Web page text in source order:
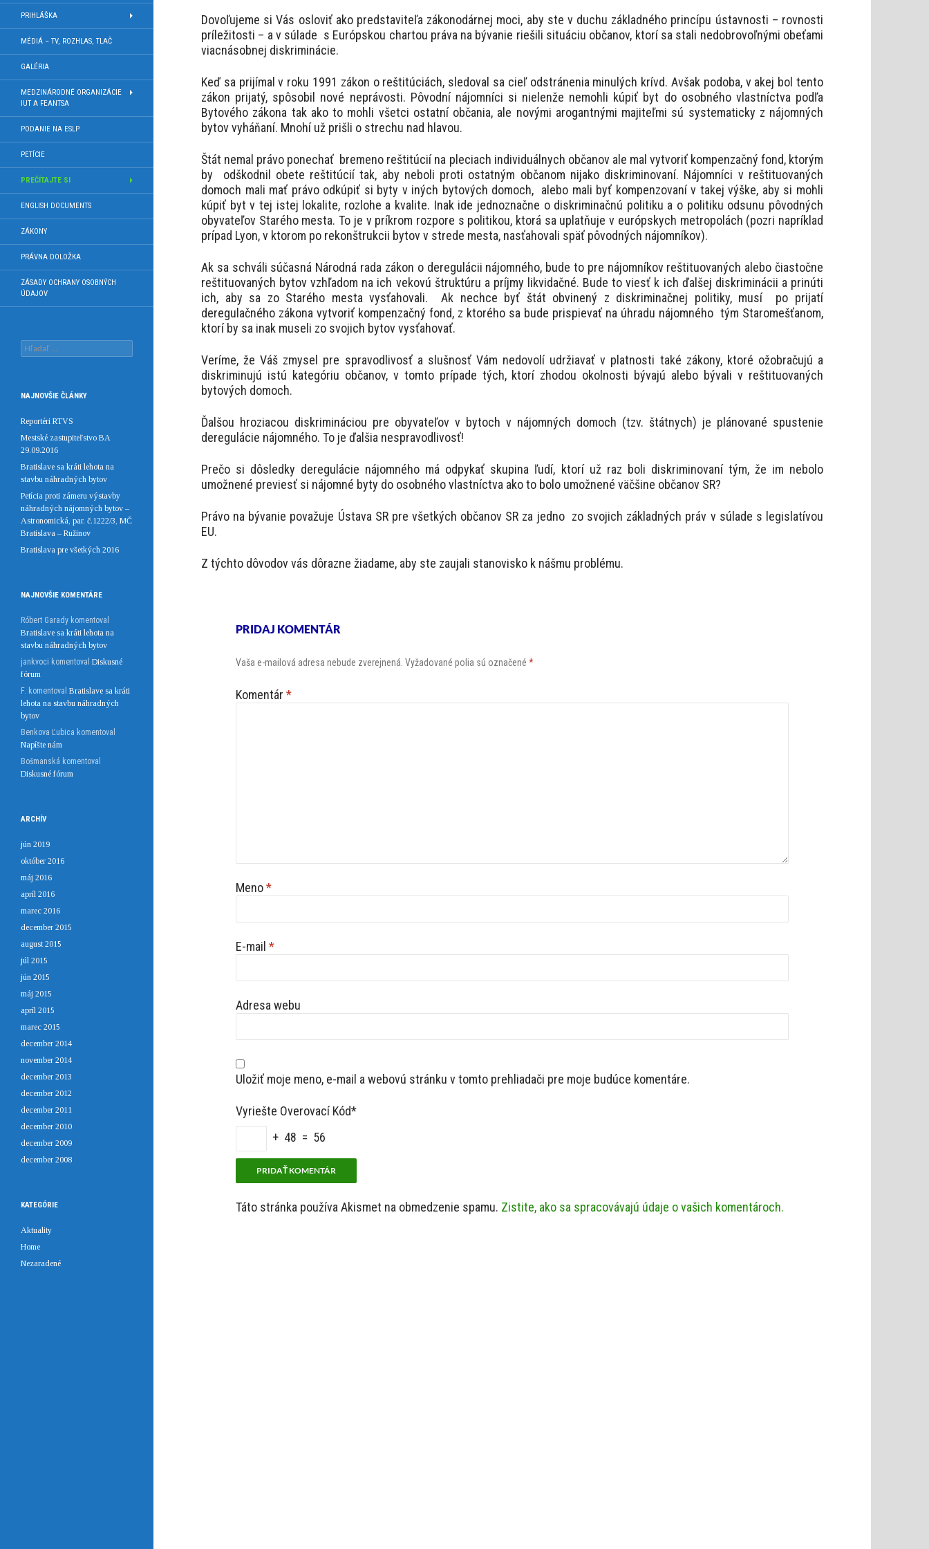
Dovoľujeme si Vás osloviť ako predstaviteľa zákonodárnej moci, aby ste v duchu základného princípu ústavnosti – rovnosti
príležitosti – a v súlade s Európskou chartou práva na bývanie riešili situáciu občanov, ktorí sa stali nedobrovoľnými obeťami
viacnásobnej diskriminácie.
Keď sa prijímal v roku 1991 zákon o reštitúciách, sledoval sa cieľ odstránenia minulých krívd. Avšak podoba, v akej bol tento
zákon prijatý, spôsobil nové neprávosti. Pôvodní nájomníci si nielenže nemohli kúpiť byt do osobného vlastníctva podľa
Bytového zákona tak ako to mohli všetci ostatní občania, ale novými arogantnými majiteľmi sú systematicky z nájomných
bytov vyháňaní. Mnohí už prišli o strechu nad hlavou.
Štát nemal právo ponechať bremeno reštitúcií na pleciach individuálnych občanov ale mal vytvoriť kompenzačný fond, ktorým
by odškodnil obete reštitúcií tak, aby neboli proti ostatným občanom nijako diskriminovaní. Nájomníci v reštituovaných
domoch mali mať právo odkúpiť si byty v iných bytových domoch, alebo mali byť kompenzovaní v takej výške, aby si mohli
kúpiť byt v tej istej lokalite, rozlohe a kvalite. Inak ide jednoznačne o diskriminačnú politiku a o politiku odsunu pôvodných
obyvateľov Starého mesta. To je v príkrom rozpore s politikou, ktorá sa uplatňuje v európskych metropolách (pozri napríklad
prípad Lyon, v ktorom po rekonštrukcii bytov v strede mesta, nasťahovali späť pôvodných nájomníkov).
Ak sa schváli súčasná Národná rada zákon o deregulácii nájomného, bude to pre nájomníkov reštituovaných alebo čiastočne
reštituovaných bytov vzhľadom na ich vekovú štruktúru a príjmy likvidačné. Bude to viesť k ich ďalšej diskriminácii a prinúti
ich, aby sa zo Starého mesta vysťahovali. Ak nechce byť štát obvinený z diskriminačnej politiky, musí po prijatí
deregulačného zákona vytvoriť kompenzačný fond, z ktorého sa bude prispievať na úhradu nájomného tým Staromešťanom,
ktorí by sa inak museli zo svojich bytov vysťahovať.
Veríme, že Váš zmysel pre spravodlivosť a slušnosť Vám nedovolí udržiavať v platnosti také zákony, ktoré ožobračujú a
diskriminujú istú kategóriu občanov, v tomto prípade tých, ktorí zhodou okolnosti bývajú alebo bývali v reštituovaných
bytových domoch.
Ďalšou hroziacou diskrimináciou pre obyvateľov v bytoch v nájomných domoch (tzv. štátnych) je plánované spustenie
deregulácie nájomného. To je ďalšia nespravodlivosť!
Prečo si dôsledky deregulácie nájomného má odpykať skupina ľudí, ktorí už raz boli diskriminovaní tým, že im nebolo
umožnené previesť si nájomné byty do osobného vlastníctva ako to bolo umožnené väčšine občanov SR?
Právo na bývanie považuje Ústava SR pre všetkých občanov SR za jedno zo svojich základných práv v súlade s legislatívou
EU.
Z týchto dôvodov vás dôrazne žiadame, aby ste zaujali stanovisko k nášmu problému.
PRIDAJ KOMENTÁR
Vaša e-mailová adresa nebude zverejnená. Vyžadované polia sú označené *
Komentár *
Meno*
E-mail *
Adresa webu
Uložiť moje meno, e-mail a webovú stránku v tomto prehliadači pre moje budúce komentáre.
Vyriešte Overovací Kód*
+ 48 = 56
Táto stránka používa Akismet na obmedzenie spamu. Zistite, ako sa spracovávajú údaje o vašich komentároch.
PRIHLÁŠKA
MÉDIÁ – TV, ROZHLAS, TLAČ
GALÉRIA
MEDZINÁRODNÉ ORGANIZÁCIE
IUT A FEANTSA
PODANIE NA ESLP
PETÍCIE
PREČÍTAJTE SI
ENGLISH DOCUMENTS
ZÁKONY
PRÁVNA DOLOŽKA
ZÁSADY OCHRANY OSOBNÝCH
ÚDAJOV
Hľadať:
NAJNOVŠIE ČLÁNKY
Reportéri RTVS
Mestské zastupiteľstvo BA
29.09.2016
Bratislave sa kráti lehota na
stavbu náhradných bytov
Petícia proti zámeru výstavby
náhradných nájomných bytov –
Astronomická, par. č.1222/3, MČ
Bratislava – Ružinov
Bratislava pre všetkých 2016
NAJNOVŠIE KOMENTÁRE
Róbert Garady komentoval
Bratislave sa kráti lehota na
stavbu náhradných bytov
jankvoci komentoval Diskusné
fórum
F. komentoval Bratislave sa kráti
lehota na stavbu náhradných
bytov
Benkova Ľubica komentoval
Napíšte nám
Bošmanská komentoval
Diskusné fórum
ARCHÍV
jún 2019
október 2016
máj 2016
apríl 2016
marec 2016
december 2015
august 2015
júl 2015
jún 2015
máj 2015
apríl 2015
marec 2015
december 2014
november 2014
december 2013
december 2012
december 2011
december 2010
december 2009
december 2008
KATEGÓRIE
Aktuality
Home
Nezaradené